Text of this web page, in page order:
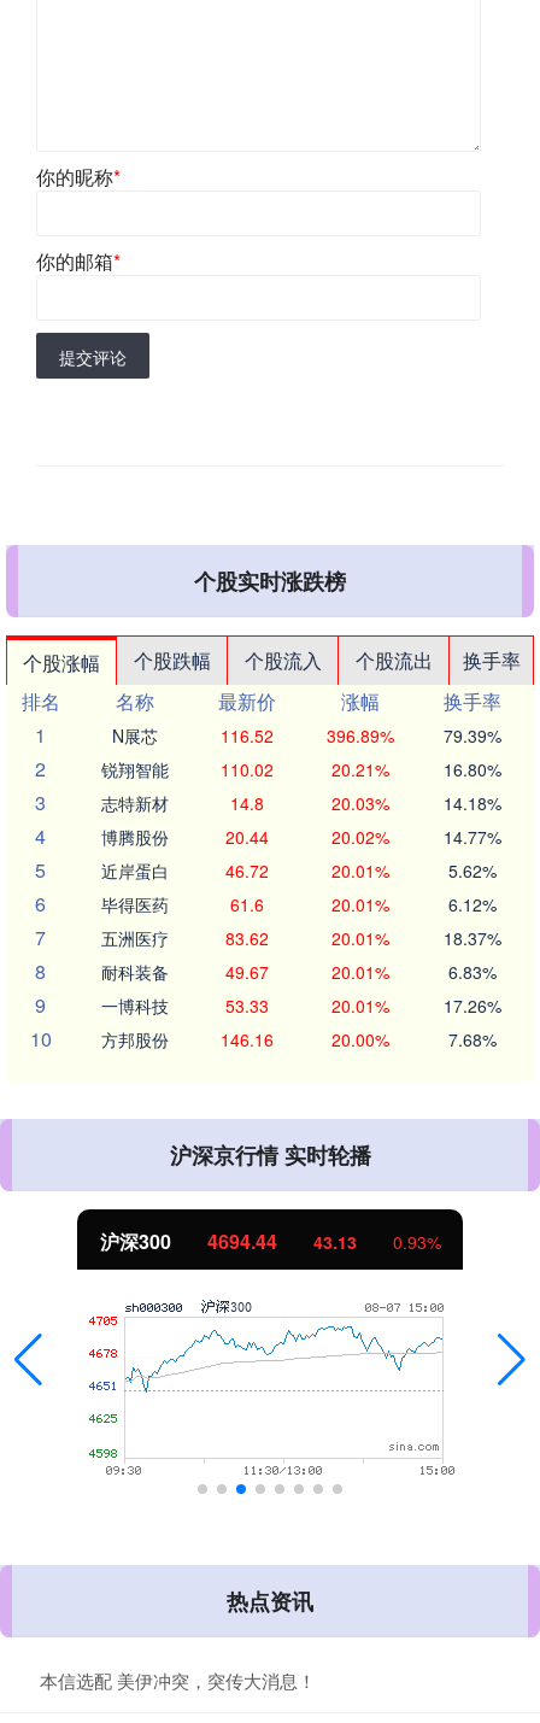
你的昵称*
你的邮箱*
提交评论
个股实时涨跌榜
个股涨幅 个股跌幅 个股流入 个股流出
换手率
排名
名称 最新价 涨幅
换手率
1
N展芯 116.52 396.89% 79.39%
2 锐翔智能 110.02 20.21% 16.80%
3 志特新材 14.8 20.03% 14.18%
4 博腾股份 20.44 20.02% 14.77%
5 近岸蛋白 46.72 20.01% 5.62%
6 毕得医药 61.6 20.01% 6.12%
7 五洲医疗 83.62 20.01% 18.37%
8 耐科装备 49.67 20.01% 6.83%
9 一博科技 53.33 20.01% 17.26%
10 方邦股份 146.16 20.00% 7.68%
沪深京行情 实时轮播
沪深300 4694.44 43.13 0.93%
热点资讯
本信选配 美伊冲突，突传大消息！